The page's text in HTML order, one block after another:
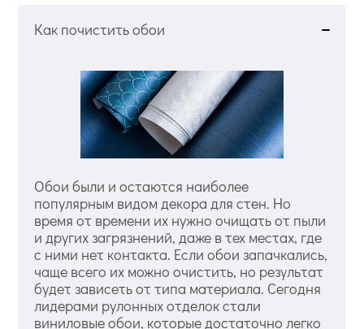
Как почистить обои
Обои были и остаются наиболее
популярным видом декора для стен. Но
время от времени их нужно очищать от пыли
и других загрязнений, даже в тех местах, где
с ними нет контакта. Если обои запачкались,
чаще всего их можно очистить, но результат
будет зависеть от типа материала. Сегодня
лидерами рулонных отделок стали
виниловые обои, которые достаточно легко